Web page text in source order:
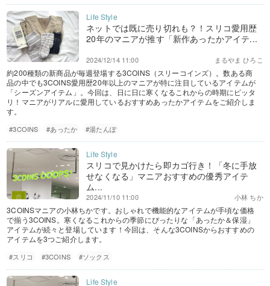
ネットでは既に売り切れも？！スリコ愛用歴
20年のマニアが推す「新作あったかアイテ...
まるやま ひろこ
2024/12/14 11:00
約200種類の新商品が毎週登場する3COINS（スリーコインズ）。数ある商
品の中でも3COINS愛用歴20年以上のマニアが特に注目しているアイテムが
「シーズンアイテム」。今回は、日に日に寒くなるこれからの時期にピッタ
リ！マニアがリアルに愛用しているおすすめあったかアイテムをご紹介しま
す。
#3COINS #あったか #湯たんぽ
スリコで見かけたら即カゴ行き！「冬に手放
せなくなる」マニアおすすめの優秀アイテ
ム...
小林 ちか
2024/11/10 11:00
3COINSマニアの小林ちかです。おしゃれで機能的なアイテムが手頃な価格
で揃う3COINS。寒くなるこれからの季節にぴったりな「あったか＆保湿」
アイテムが続々と登場しています！今回は、そんな3COINSからおすすめの
アイテムを3つご紹介します。
#スリコ #3COINS #ソックス